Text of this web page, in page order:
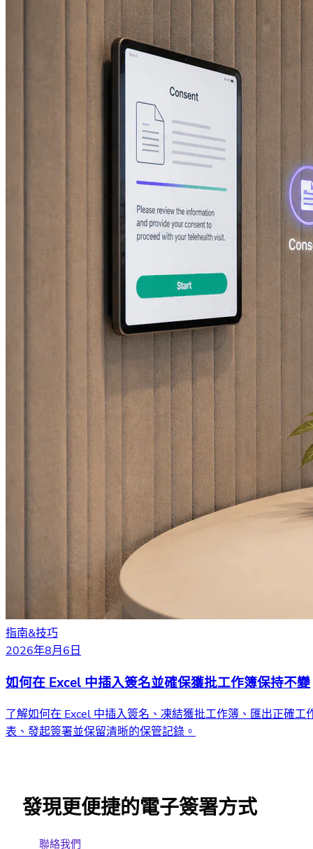
指南&技巧
2026年8月6日
如何在 Excel 中插入簽名並確保獲批工作簿保持不變
了解如何在 Excel 中插入簽名、凍結獲批工作簿、匯出正確工
表、發起簽署並保留清晰的保管記錄。
發現更便捷的電子簽署方式
聯絡我們